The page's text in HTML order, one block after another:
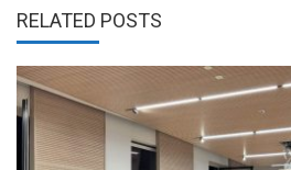
RELATED POSTS